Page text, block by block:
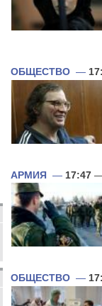
ОБЩЕСТВО —
АРМИЯ — 17:47
ОБЩЕСТВО —